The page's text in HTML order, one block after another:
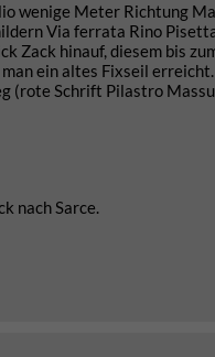
wenige Meter Richtung
Via ferrata Rino
Zack hinauf, diesem bis
ein altes Fixseil
(rote Schrift Pilastro
nach Sarce.